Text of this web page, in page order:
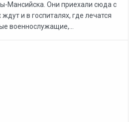
Мансийска. Они приехали сюда с
и в госпиталях, где лечатся
военнослужащие,...